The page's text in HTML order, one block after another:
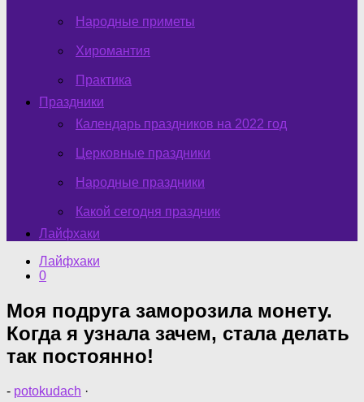
Народные приметы
Хиромантия
Практика
Праздники
Календарь праздников на 2022 год
Церковные праздники
Народные праздники
Какой сегодня праздник
Лайфхаки
Лайфхаки
0
Моя подруга заморозила монету.
Когда я узнала зачем, стала делать
так постоянно!
- potokudach ·